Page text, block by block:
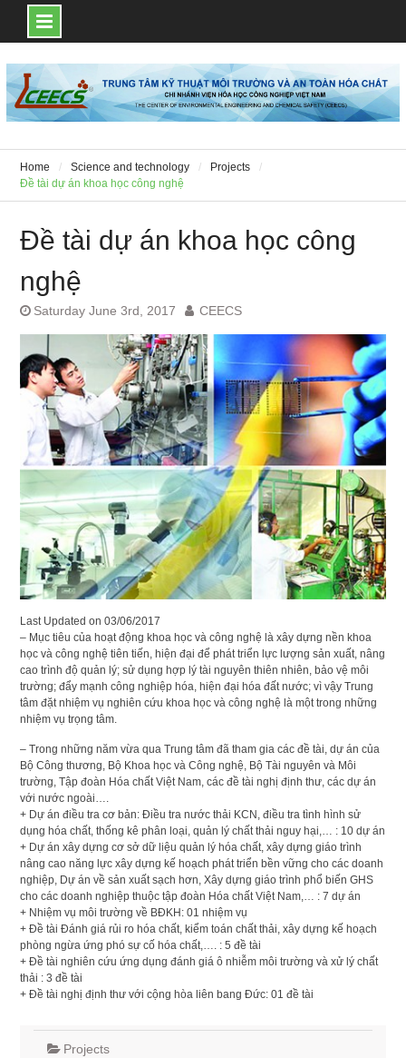
to
content
Home Science and technology
Projects
Đề tài dự án khoa học công nghệ
Đề tài dự án khoa học công
nghệ
Saturday June 3rd, 2017 CEECS
Last Updated on 03/06/2017
– Mục tiêu của hoạt động khoa học và công nghệ là xây dựng nền khoa
học và công nghệ tiên tiến, hiện đại để phát triển lực lượng sản xuất, nâng
cao trình độ quản lý; sử dụng hợp lý tài nguyên thiên nhiên, bảo vệ môi
trường; đẩy mạnh công nghiệp hóa, hiện đại hóa đất nước; vì vậy Trung
tâm đặt nhiệm vụ nghiên cứu khoa học và công nghệ là một trong những
nhiệm vụ trọng tâm.
– Trong những năm vừa qua Trung tâm đã tham gia các đề tài, dự án của
Bộ Công thương, Bộ Khoa học và Công nghệ, Bộ Tài nguyên và Môi
trường, Tập đoàn Hóa chất Việt Nam, các đề tài nghị định thư, các dự án
với nước ngoài….
+ Dự án điều tra cơ bản: Điều tra nước thải KCN, điều tra tình hình sử
dụng hóa chất, thống kê phân loại, quản lý chất thải nguy hại,… : 10 dự án
+ Dự án xây dựng cơ sở dữ liệu quản lý hóa chất, xây dựng giáo trình
nâng cao năng lực xây dựng kế hoạch phát triển bền vững cho các doanh
nghiệp, Dự án về sản xuất sạch hơn, Xây dựng giáo trình phổ biến GHS
cho các doanh nghiệp thuộc tập đoàn Hóa chất Việt Nam,… : 7 dự án
+ Nhiệm vụ môi trường về BĐKH: 01 nhiệm vụ
+ Đề tài Đánh giá rủi ro hóa chất, kiểm toán chất thải, xây dựng kế hoạch
phòng ngừa ứng phó sự cố hóa chất,…. : 5 đề tài
+ Đề tài nghiên cứu ứng dụng đánh giá ô nhiễm môi trường và xử lý chất
thải : 3 đề tài
+ Đề tài nghị định thư với cộng hòa liên bang Đức: 01 đề tài
Projects